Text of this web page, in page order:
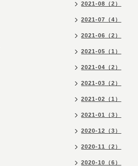
2021-08（2）
2021-07（4）
2021-06（2）
2021-05（1）
2021-04（2）
2021-03（2）
2021-02（1）
2021-01（3）
2020-12（3）
2020-11（2）
2020-10（6）